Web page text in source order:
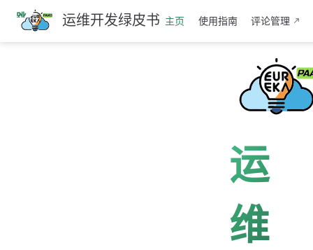
跳
至
主
运维开发绿皮书 主页 使用指南 评论管理
运
维